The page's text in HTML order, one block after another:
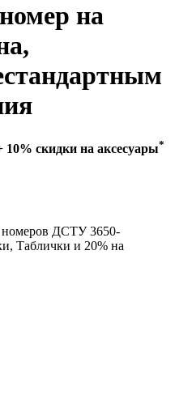
на
скидки на аксесуары*
номеров ДСТУ 3650-
Таблички и 20% на